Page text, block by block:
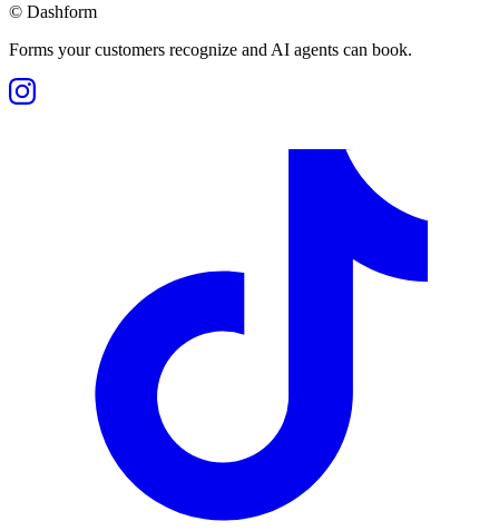
© Dashform
Forms your customers recognize and AI agents can book.